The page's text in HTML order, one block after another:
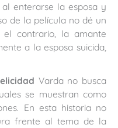
enterarse la esposa y
de la película no dé un
contrario, la amante
a la esposa suicida,
Varda no busca
se muestran como
En esta historia no
frente al tema de la